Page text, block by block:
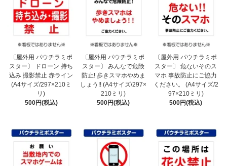
〔屋外用 パウチラミポ
スター〕 ドローン 持ち
込み 撮影禁止 赤ライン
(A4サイズ/297×210ミ
リ)
500円(税込)
〔屋外用 パウチラミポ
スター〕 みんなで危険
防止! 歩きスマホやめま
しょう!! (A4サイズ/297×
210ミリ)
500円(税込)
〔屋外用 パウチラミポ
スター〕 危ないそのス
マホ 事故防止にご協力
ください。 (A4サイズ/2
97×210ミリ)
500円(税込)